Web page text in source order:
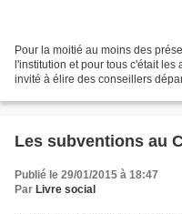
Pour la moitié au moins des
l'institution et pour tous c'était
invité à élire des conseillers
Les subventions au
Publié le 29/01/2015 à 18:47
Par Livre social